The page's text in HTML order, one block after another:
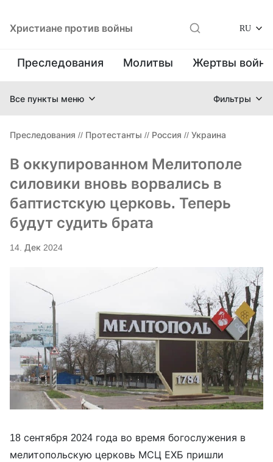
Христиане против войны RU
Преследования Молитвы Жертвы
Все пункты меню Фильтры
Преследования // Протестанты // Россия // Украина
В оккупированном Мелитополе
силовики вновь ворвались в
баптистскую церковь. Теперь
будут судить брата
14. Дек 2024
18 сентября 2024 года во время богослужения в
мелитопольскую церковь МСЦ ЕХБ пришли